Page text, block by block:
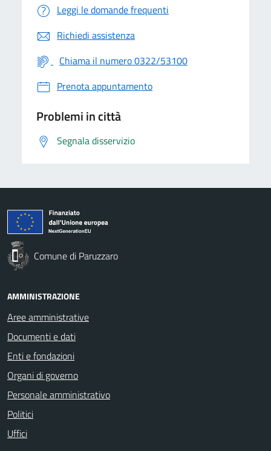
Leggi le domande frequenti
Richiedi assistenza
Chiama il numero 0322/53100
Prenota appuntamento
Problemi in città
Segnala disservizio
Comune di Paruzzaro
AMMINISTRAZIONE
Aree amministrative
Documenti e dati
Enti e fondazioni
Organi di governo
Personale amministrativo
Politici
Uffici